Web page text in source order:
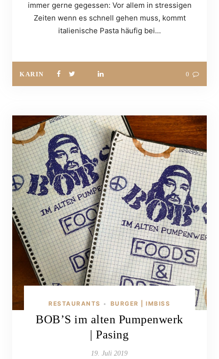
immer gerne gegessen: Vor allem in stressigen
Zeiten wenn es schnell gehen muss, kommt
italienische Pasta häufig bei…
KARIN 0
RESTAURANTS • BURGER | IMBISS
BOB’S im alten Pumpenwerk
| Pasing
19. Juli 2019